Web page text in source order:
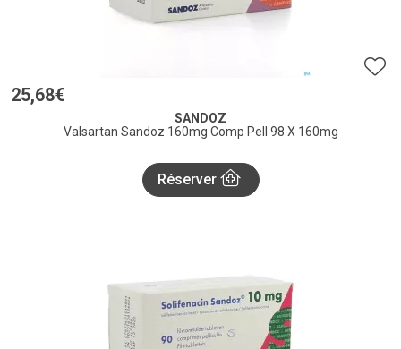
25,68€
SANDOZ
Valsartan Sandoz 160mg Comp Pell 98 X 160mg
Réserver